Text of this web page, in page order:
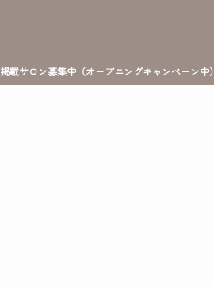
掲載サロン募集中（オープニングキャンペーン中）